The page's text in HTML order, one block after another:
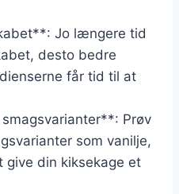
Jo længere tid
desto bedre
får tid til at
Prøv
som vanilje,
give din kiksekage et